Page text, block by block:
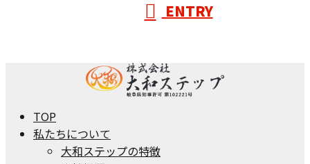
ENTRY
TOP
私たちについて
大和ステップの特徴